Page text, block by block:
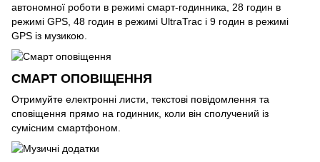
автономної роботи в режимі смарт-годинника, 28 годин в
режимі GPS, 48 годин в режимі UltraTrac і 9 годин в режимі
GPS із музикою.
СМАРТ ОПОВІЩЕННЯ
Отримуйте електронні листи, текстові повідомлення та
сповіщення прямо на годинник, коли він сполучений із
сумісним смартфоном.